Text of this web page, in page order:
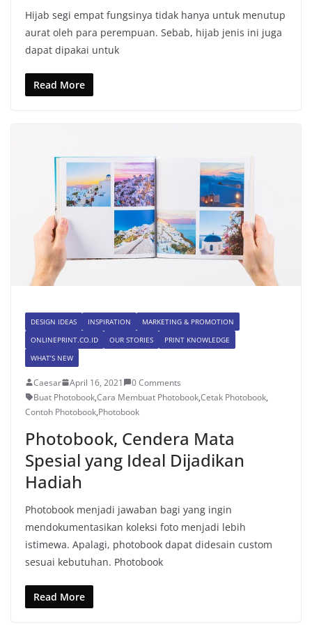
Hijab segi empat fungsinya tidak hanya untuk menutup
aurat oleh para perempuan. Sebab, hijab jenis ini juga
dapat dipakai untuk
Read More
DESIGN IDEAS INSPIRATION
MARKETING & PROMOTION
ONLINEPRINT.CO.ID
OUR STORIES
PRINT KNOWLEDGE
WHAT’S NEW
Caesar April 16, 2021
0 Comments
Buat Photobook,Cara Membuat Photobook,Cetak Photobook,
Contoh Photobook,Photobook
Photobook, Cendera Mata
Spesial yang Ideal Dijadikan
Hadiah
Photobook menjadi jawaban bagi yang ingin
mendokumentasikan koleksi foto menjadi lebih
istimewa. Apalagi, photobook dapat didesain custom
sesuai kebutuhan. Photobook
Read More